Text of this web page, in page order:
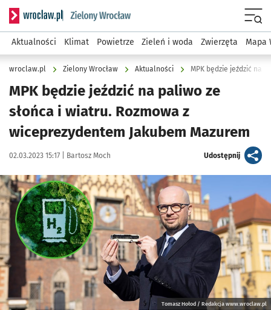
Serwis informacyjny wroclaw.pl podserwis: Środowisko we
Aktualności Klimat Powietrze Zieleń i woda Zwierzęta Mapa
wroclaw.pl Zielony Wrocław Aktualności
MPK będzie jeździć na paliwo ze
słońca i wiatru. Rozmowa z
wiceprezydentem Jakubem Mazurem
Data publikacji:
02.03.2023 15:17 | Autor:
Bartosz Moch Udostępnijartykuł
Kliknij, aby powiększyć
Tomasz Hołod / Redakcja www.wroclaw.pl